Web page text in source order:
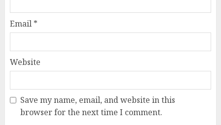
Email *
Website
Save my name, email, and website in this
browser for the next time I comment.